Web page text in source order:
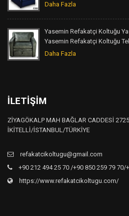
Daha Fazla
Yasemin Refakatçi Koltuğu
Yasemin Refakatçi Koltuğu
Daha Fazla
İLETIŞIM
ZİYAGÖKALP MAH BAĞLAR CADDESİ
İKİTELLİ/İSTANBUL/TÜRKİYE
refakatcikoltugu@gmail.com
+90 212 494 25 70 /+90 850 259 79 70/
https://www.refakatcikoltugu.com/